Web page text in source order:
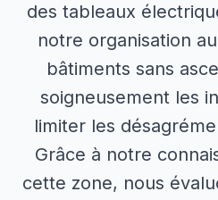
des tableaux
notre organisation
bâtiments sans
soigneusement les
limiter les
Grâce à notre
cette zone, nous